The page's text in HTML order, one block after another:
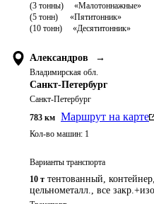
(3 тонны)     «Малотоннажные»
(5 тонн)	   «Пятитонник»
Александров →
Владимирская обл.
Санкт-Петербург
Санкт-Петербург
783 км Маршрут на карте
Кол-во машин: 1
Варианты транспорта
10 т тентованный,
цельнометалл., все